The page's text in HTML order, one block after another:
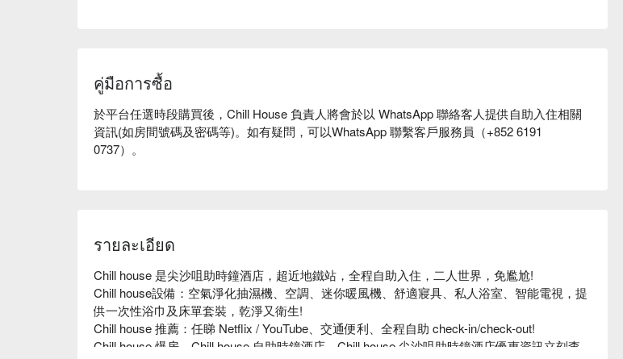
คู่มือการซื้อ
於平台任選時段購買後， Chill House 負責人將會於以 WhatsApp聯絡客人提供自助入住相關
資訊(如房間號碼及密碼等)。如有疑問，可以WhatsApp聯繫客戶服務員（+852 6191
0737）。
รายละเอียด
Chill house 是尖沙咀助時鐘酒店，超近地鐵站，全程自助入住，二人世界，免尷尬!
Chill house設備：空氣淨化抽濕機、空調、迷你暖風機、舒適寢具、私人浴室、智能電視，提
供一次性浴巾及床單套裝，乾淨又衛生!
Chill house 推薦：任睇 Netflix / YouTube、交通便利、全程自助 check-in/check-out!
Chill house 爆房、Chill house 自助時鐘酒店、Chill house 尖沙咀助時鐘酒店優惠資訊立刻查